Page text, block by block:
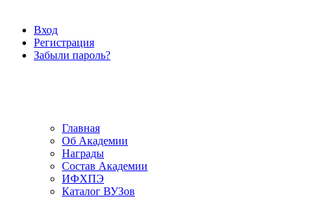
Вход
Регистрация
Забыли пароль?
Главная
Об Академии
Награды
Состав Академии
ИФХПЭ
Каталог ВУЗов